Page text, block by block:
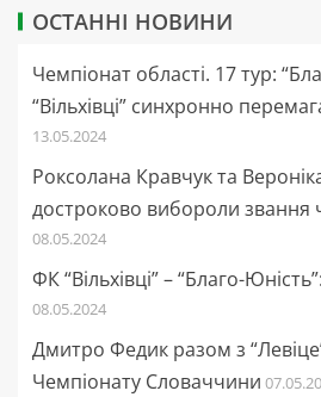
ОСТАННІ НОВИНИ
Чемпіонат області. 17 тур:
“Вільхівці” синхронно
13.05.2024
Роксолана Кравчук та
достроково вибороли звання
08.05.2024
ФК “Вільхівці” – “Благо-
08.05.2024
Дмитро Федик разом з
Чемпіонату Словаччини